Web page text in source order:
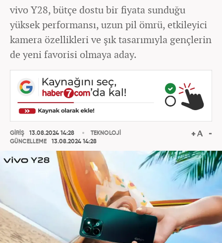
vivo Y28, bütçe dostu bir fiyata sunduğu
yüksek performansı, uzun pil ömrü, etkileyici
kamera özellikleri ve şık tasarımıyla gençlerin
de yeni favorisi olmaya aday.
GİRİŞ
13.08.2024 14:28
GÜNCELLEME
13.08.2024 14:28
TEKNOLOJİ